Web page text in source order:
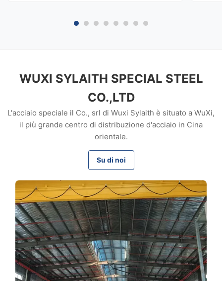
WUXI SYLAITH SPECIAL STEEL
CO.,LTD
L'acciaio speciale il Co., srl di Wuxi Sylaith è situato a WuXi,
il più grande centro di distribuzione d'acciaio in Cina
orientale.
Su di noi